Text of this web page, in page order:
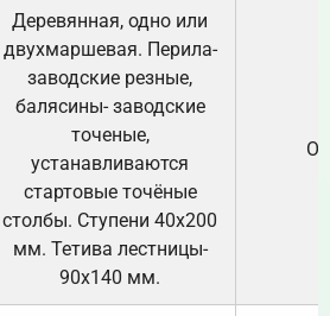
Деревянная, одно или
двухмаршевая. Перила-
заводские резные,
балясины- заводские
точеные,
устанавливаются
стартовые точёные
столбы. Ступени 40х200
мм. Тетива лестницы-
90х140 мм.